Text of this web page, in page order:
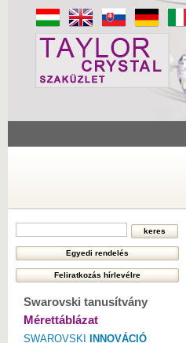
Swarovski tanusítvány
Mérettáblázat
SWAROVSKI
INNOVÁCIÓ